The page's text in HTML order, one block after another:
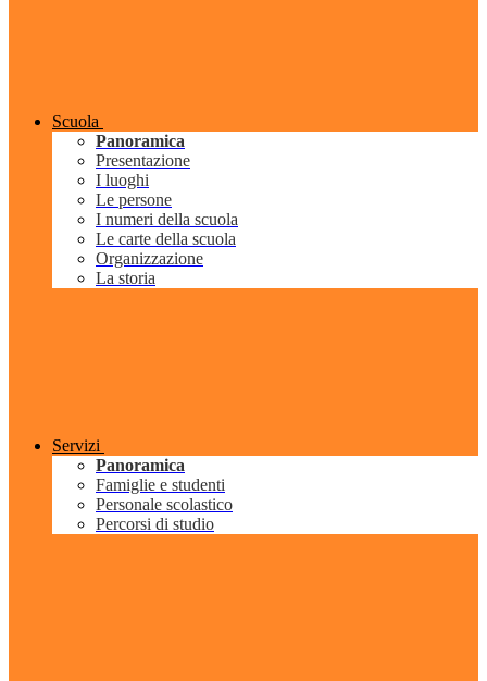
Scuola
Panoramica
Presentazione
I luoghi
Le persone
I numeri della scuola
Le carte della scuola
Organizzazione
La storia
Servizi
Panoramica
Famiglie e studenti
Personale scolastico
Percorsi di studio